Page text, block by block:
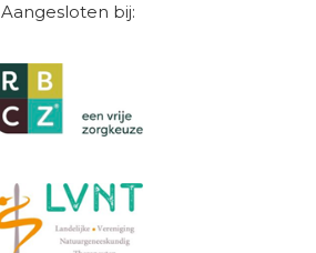
Aangesloten bij: